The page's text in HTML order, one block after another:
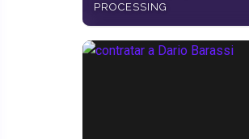
PROCESSING